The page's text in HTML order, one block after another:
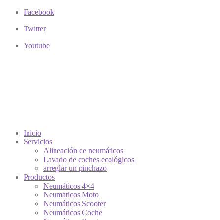
Facebook
Twitter
Youtube
Inicio
Servicios
Alineación de neumáticos
Lavado de coches ecológicos
arreglar un pinchazo
Productos
Neumáticos 4×4
Neumáticos Moto
Neumáticos Scooter
Neumáticos Coche